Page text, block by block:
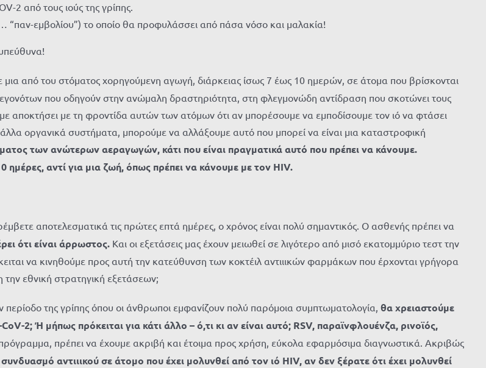
2 από τους ιούς της γρίπης.
“παν-εμβολίου”) το οποίο θα προφυλάσσει από πάσα νόσο και μαλακία!
από του στόματος χορηγούμενη αγωγή, διάρκειας ίσως 7 έως 10 ημερών, σε άτομα που βρίσκονται
που οδηγούν στην ανώμαλη δραστηριότητα, στη φλεγμονώδη αντίδραση που σκοτώνει τους
αποκτήσει με τη φροντίδα αυτών των ατόμων ότι αν μπορέσουμε να εμποδίσουμε τον ιό να φτάσει
οργανικά συστήματα, μπορούμε να αλλάξουμε αυτό που μπορεί να είναι μια καταστροφική
των ανώτερων αεραγωγών, κάτι που είναι πραγματικά αυτό που πρέπει να κάνουμε.
αντί για μια ζωή, όπως πρέπει να κάνουμε με τον HIV.
αποτελεσματικά τις πρώτες επτά ημέρες, ο χρόνος είναι πολύ σημαντικός. Ο ασθενής πρέπει να
ότι είναι άρρωστος. Και οι εξετάσεις μας έχουν μειωθεί σε λιγότερο από μισό εκατομμύριο τεστ την
να κινηθούμε προς αυτή την κατεύθυνση των κοκτέιλ αντιιικών φαρμάκων που έρχονται γρήγορα
εθνική στρατηγική εξετάσεων;
περίοδο της γρίπης όπου οι άνθρωποι εμφανίζουν πολύ παρόμοια συμπτωματολογία, θα χρειαστούμε
2; Ή μήπως πρόκειται για κάτι άλλο – ό,τι κι αν είναι αυτό; RSV, παραϊνφλουένζα, ρινοϊός,
πρέπει να έχουμε ακριβή και έτοιμα προς χρήση, εύκολα εφαρμόσιμα διαγνωστικά. Ακριβώς
αντιιικού σε άτομο που έχει μολυνθεί από τον ιό HIV, αν δεν ξέρατε ότι έχει μολυνθεί